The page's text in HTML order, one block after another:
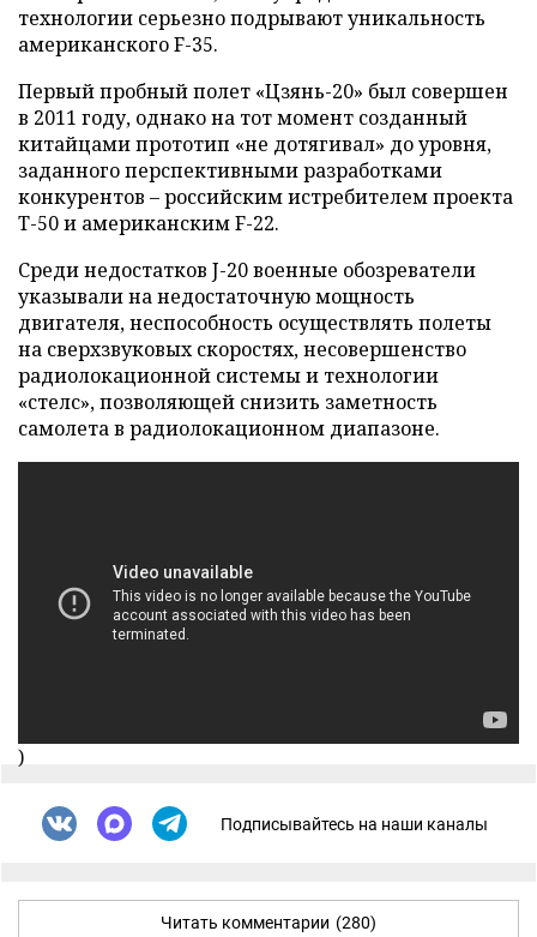
технологии серьезно подрывают уникальность
американского F-35.
Первый пробный полет «Цзянь-20» был совершен
в 2011 году, однако на тот момент созданный
китайцами прототип «не дотягивал» до уровня,
заданного перспективными разработками
конкурентов – российским истребителем проекта
Т-50 и американским F-22.
Среди недостатков J-20 военные обозреватели
указывали на недостаточную мощность
двигателя, неспособность осуществлять полеты
на сверхзвуковых скоростях, несовершенство
радиолокационной системы и технологии
«стелс», позволяющей снизить заметность
самолета в радиолокационном диапазоне.
)
Подписывайтесь на наши каналы
Читать комментарии (280)